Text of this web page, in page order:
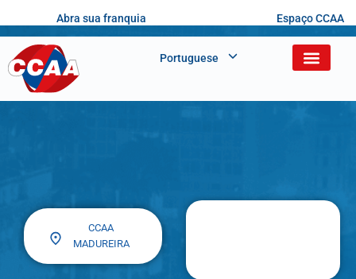
Abra sua franquia Espaço CCAA
Portuguese
CCAA
MADUREIRA